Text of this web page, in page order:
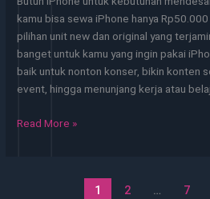
Hanya
50
Ribu
24
Jam
kamu bisa sewa iPhone hanya
pilihan unit new dan original yang
banget untuk kamu yang ingin pakai
baik untuk nonton konser, bikin konten
event, hingga menunjang kerja atau
Sewa
Read More »
1 2 … 7